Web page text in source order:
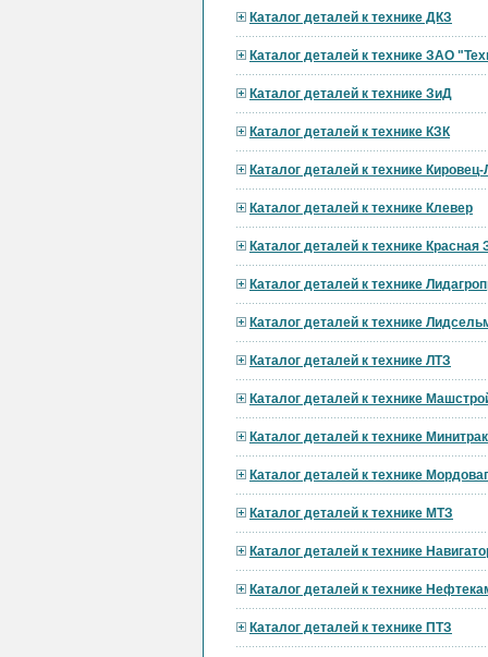
Каталог деталей к технике ДКЗ
Каталог деталей к технике ЗАО
Каталог деталей к технике ЗиД
Каталог деталей к технике КЗК
Каталог деталей к технике
Каталог деталей к технике Клевер
Каталог деталей к технике Красная
Каталог деталей к технике
Каталог деталей к технике
Каталог деталей к технике ЛТЗ
Каталог деталей к технике
Каталог деталей к технике
Каталог деталей к технике
Каталог деталей к технике МТЗ
Каталог деталей к технике
Каталог деталей к технике
Каталог деталей к технике ПТЗ